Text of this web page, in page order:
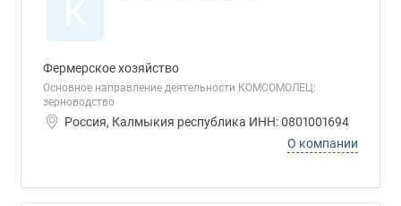
Фермерское хозяйство
Основное направление деятельности КОМСОМОЛЕЦ:
зерноводство
Россия, Калмыкия республика ИНН: 0801001694
О компании